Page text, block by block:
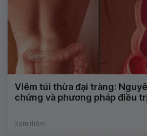
Viêm túi thừa đại tràng:
chứng và phương pháp điều
Xem thêm